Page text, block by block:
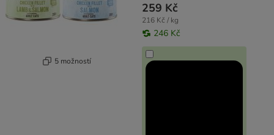
5 možností
259 Kč
216 Kč / kg
246 Kč